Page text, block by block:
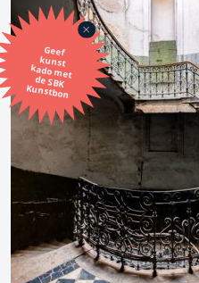
Geef
kunst
kado met
de SBK
Kunstbon